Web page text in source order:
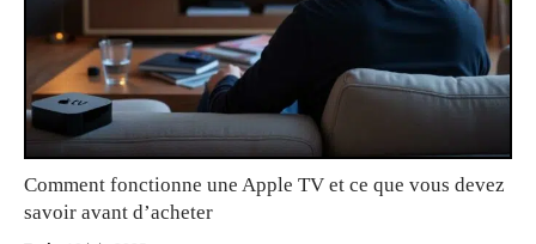
Comment fonctionne une Apple TV et ce que vous devez
savoir avant d’acheter